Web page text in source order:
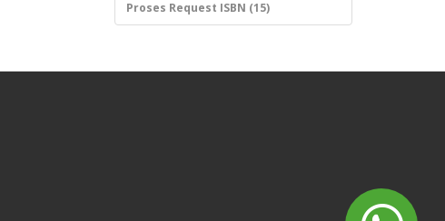
Proses Request ISBN (15)